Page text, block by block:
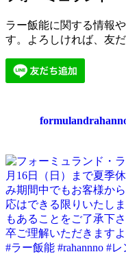
ラー飯能に関する情報
す。よろしければ、友